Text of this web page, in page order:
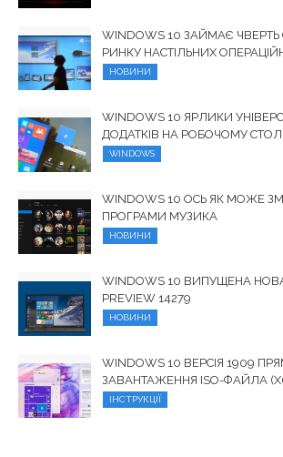
WINDOWS 10 ЗАЙМАЄ ЧВЕРТЬ
РИНКУ НАСТІЛЬНИХ
НОВИНИ
WINDOWS 10 ЯРЛИКИ
ДОДАТКІВ НА РОБОЧОМУ СТОЛІ
WINDOWS
WINDOWS 10 ОСЬ ЯК МОЖЕ
ПРОГРАМИ МУЗИКА
НОВИНИ
WINDOWS 10 ВИПУЩЕНА НОВА
PREVIEW 14279
НОВИНИ
WINDOWS 10 ВЕРСІЯ 1909
ЗАВАНТАЖЕННЯ ISO-ФАЙЛА
ІНСТРУКЦІЇ